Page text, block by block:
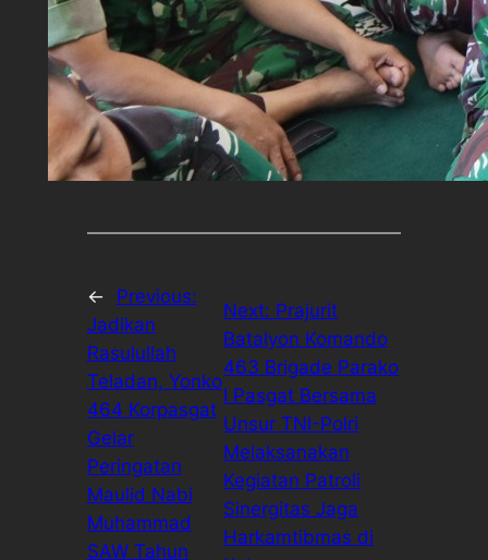
←
Previous:
Jadikan
Rasulullah
Teladan, Yonko
464 Korpasgat
Gelar
Peringatan
Maulid Nabi
Muhammad
SAW Tahun
Next: Prajurit
Batalyon Komando
463 Brigade Parako
I Pasgat Bersama
Unsur TNI-Polri
Melaksanakan
Kegiatan Patroli
Sinergitas Jaga
Harkamtibmas di